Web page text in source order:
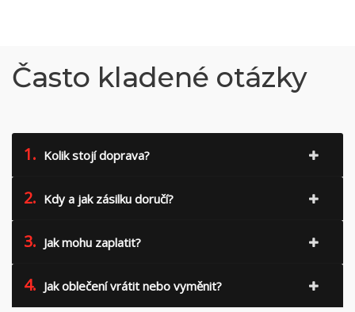
Často kladené otázky
1. Kolik stojí doprava?
2. Kdy a jak zásilku doručí?
3. Jak mohu zaplatit?
4. Jak oblečení vrátit nebo vyměnit?